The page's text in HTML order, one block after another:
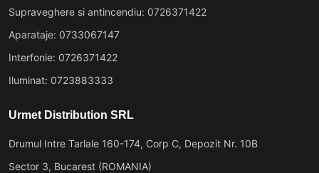
Supraveghere si antincendiu: 0726371422
Aparataje: 0733067147
Interfonie: 0726371422
Iluminat: 0723883333
Urmet Distribution SRL
Drumul Intre Tarlale 160-174, Corp C, Depozit Nr. 10B
Sector 3, Bucarest (ROMANIA)